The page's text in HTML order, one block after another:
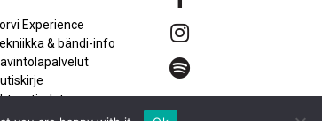
Experience
& bändi-info